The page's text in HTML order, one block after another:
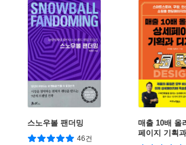
스노우볼 팬더밍
46건
매출 10배 올
페이지 기획